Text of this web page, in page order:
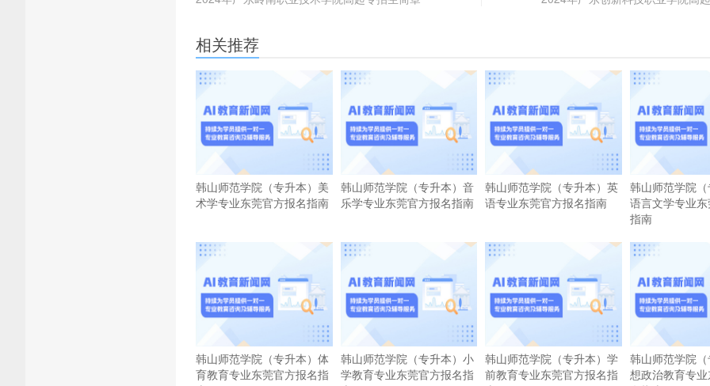
相关推荐
韩山师范学院（专升本）美
术学专业东莞官方报名指南
韩山师范学院（专升本）音
乐学专业东莞官方报名指南
韩山师范学院（专升本）英
语专业东莞官方报名指南
韩山师范学院
语言文学专业
指南
韩山师范学院（专升本）体
育教育专业东莞官方报名指
韩山师范学院（专升本）小
学教育专业东莞官方报名指
韩山师范学院（专升本）学
前教育专业东莞官方报名指
韩山师范学院
想政治教育专